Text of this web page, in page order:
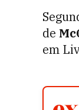
de
em